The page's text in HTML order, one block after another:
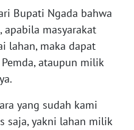
Bupati Ngada bahwa
apabila masyarakat
lahan, maka dapat
ataupun milik
yang sudah kami
saja, yakni lahan milik